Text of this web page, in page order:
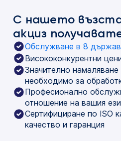
С нашето
акциз
Обслужване в 8
Висококонкурентни
Значително
необходимо за
Професионално
отношение на вашия
Сертифициране по ISO
качество и гаранция